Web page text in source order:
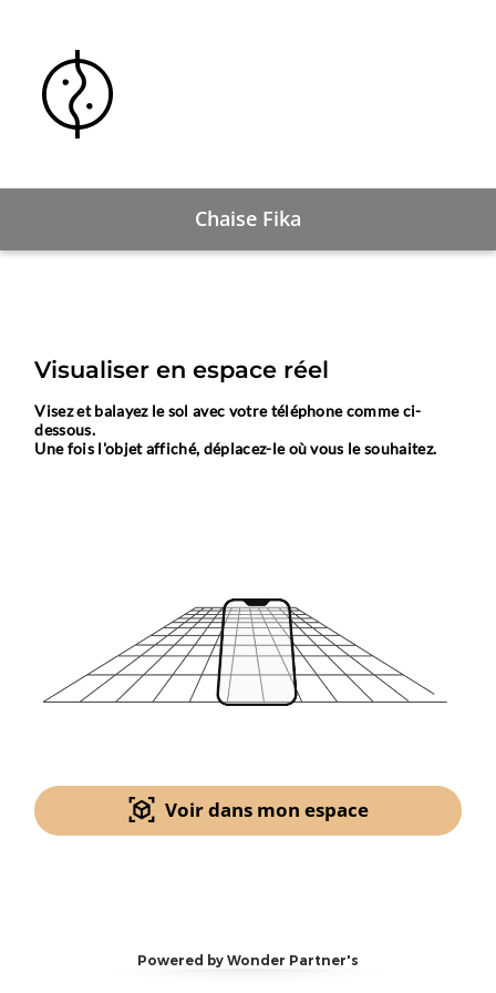
Chaise Fika
Visualiser en espace réel
Visez et balayez le sol avec votre téléphone comme ci-
dessous.
Une fois l'objet affiché, déplacez-le où vous le souhaitez.
Voir dans mon espace
Powered by Wonder Partner's